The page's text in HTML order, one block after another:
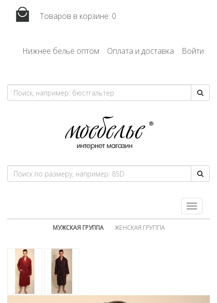
Товаров в корзине: 0
Нижнее бельё оптом Оплата и доставка Войти
Toggle
navigation
МУЖСКАЯ ГРУППА
ЖЕНСКАЯ ГРУППА